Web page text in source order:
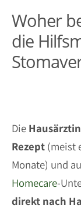
Woher
die
Die Hausärztin
Rezept (meist
Monate) und
Homecare-
direkt nach